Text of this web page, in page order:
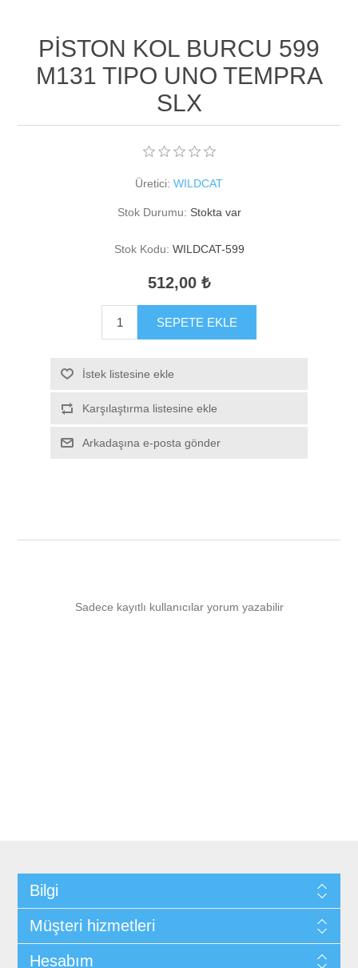
PİSTON KOL BURCU 599
M131 TIPO UNO TEMPRA
SLX
Üretici: WILDCAT
Stok Durumu: Stokta var
Stok Kodu: WILDCAT-599
512,00 ₺
SEPETE EKLE
İstek listesine ekle
Karşılaştırma listesine ekle
Arkadaşına e-posta gönder
Sadece kayıtlı kullanıcılar yorum yazabilir
Bilgi
Müşteri hizmetleri
Hesabım